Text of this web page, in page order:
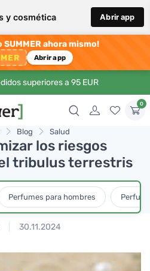
y cosmética Abrir app
SUMMER ahora mismo!
Abrir app
superiores a 95 EUR
0
Blog Salud
los riesgos
tribulus terrestris
Perfumes para hombres
30.11.2024